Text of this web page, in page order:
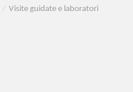
/ Visite guidate e laboratori